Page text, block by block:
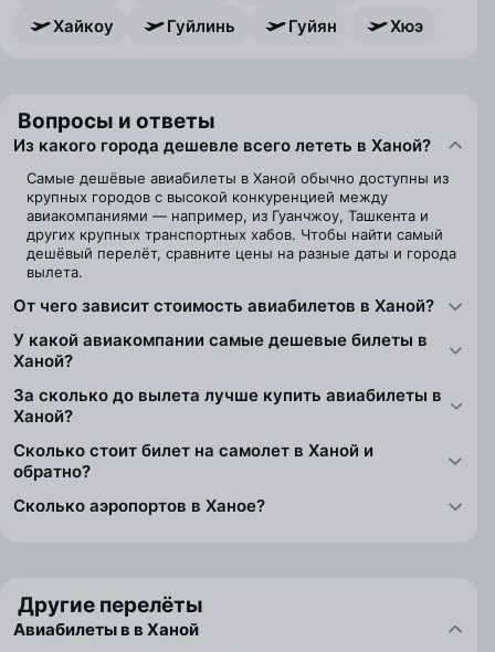
Хайкоу
Гуйлинь Гуйян Хюэ
Вопросы и ответы
Из какого города дешевле всего лететь в Ханой?
Самые дешёвые авиабилеты в Ханой обычно доступны из
крупных городов с высокой конкуренцией между
авиакомпаниями — например, из Гуанчжоу, Ташкента и
других крупных транспортных хабов. Чтобы найти самый
дешёвый перелёт, сравните цены на разные даты и города
вылета.
От чего зависит стоимость авиабилетов в Ханой?
У какой авиакомпании самые дешевые билеты в
Ханой?
За сколько до вылета лучше купить авиабилеты в
Ханой?
Сколько стоит билет на самолет в Ханой и
обратно?
Сколько аэропортов в Ханое?
Другие перелёты
Авиабилеты в в Ханой